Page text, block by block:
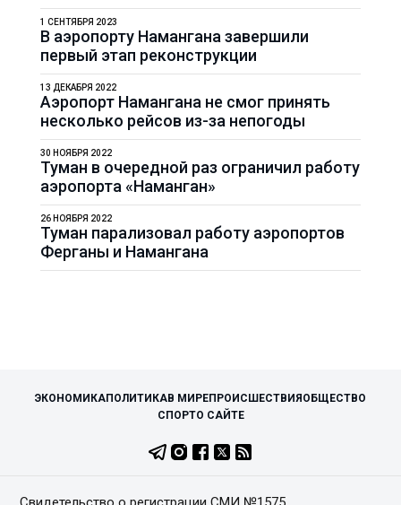
В аэропорту Намангана завершили
первый этап реконструкции
1 СЕНТЯБРЯ 2023
Аэропорт Намангана не смог принять
несколько рейсов из-за непогоды
13 ДЕКАБРЯ 2022
Туман в очередной раз ограничил работу
аэропорта «Наманган»
30 НОЯБРЯ 2022
Туман парализовал работу аэропортов
Ферганы и Намангана
26 НОЯБРЯ 2022
ЭКОНОМИКАПОЛИТИКАВ МИРЕПРОИСШЕСТВИЯ ОБЩЕСТВО
СПОРТО САЙТЕ